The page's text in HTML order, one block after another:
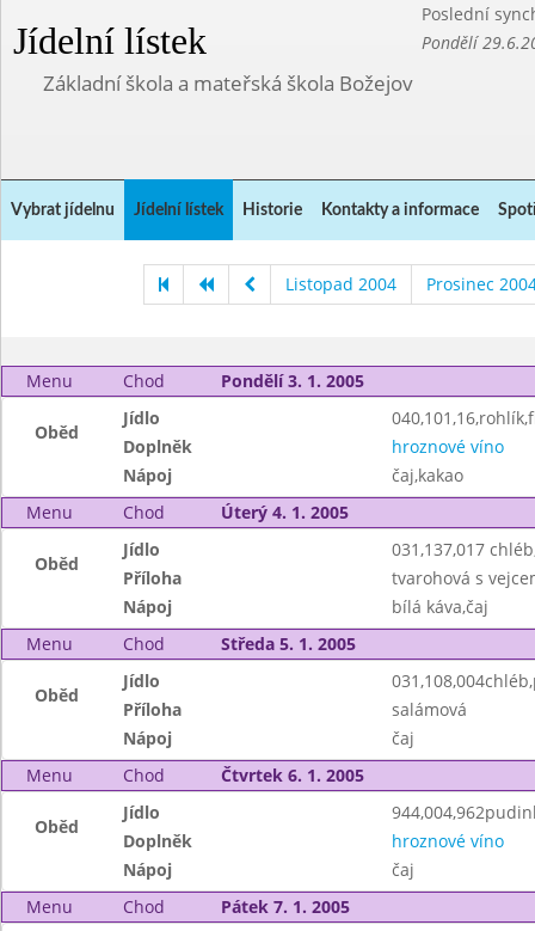
Jídelní lístek
Poslední
Pondělí
Základní škola a mateřská škola Božejov
Vybrat jídelnu Jídelní lístek Historie Kontakty a informace
Listopad 2004 Prosinec
Menu Chod Pondělí 3. 1. 2005
Oběd
Jídlo
Doplněk
hroznové víno
Nápoj
čaj,kakao
Menu
Chod Úterý 4. 1. 2005
Oběd
Jídlo
031,137,017
Příloha
tvarohová s
Nápoj
bílá káva,čaj
Menu
Chod Středa 5. 1. 2005
Oběd
Jídlo
Příloha
salámová
Nápoj
čaj
Menu
Chod Čtvrtek 6. 1. 2005
Oběd
Jídlo
Doplněk
hroznové víno
Nápoj
čaj
Menu
Chod Pátek 7. 1. 2005